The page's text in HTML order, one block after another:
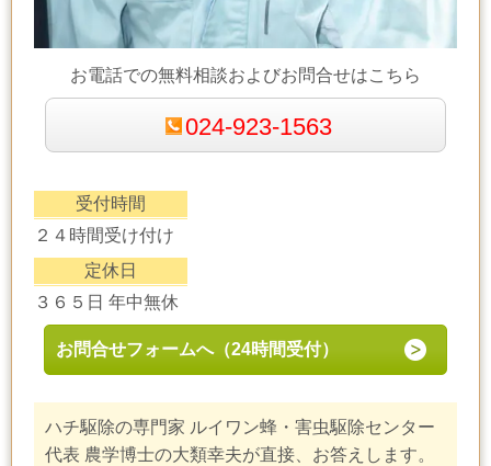
お電話での無料相談およびお問合せはこちら
024-923-1563
受付時間
２４時間受け付け
定休日
３６５日 年中無休
お問合せフォームへ（24時間受付）
ハチ駆除の専門家 ルイワン蜂・害虫駆除センター
代表 農学博士の大類幸夫が直接、お答えします。